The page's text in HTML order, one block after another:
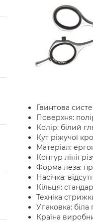
Гвинтова
Поверхня:
Колір: білий
Кут ріжучої
Матеріал:
Контур лінії
Форма леза:
Насічка:
Кільця:
Техніка
Упаковка:
Країна